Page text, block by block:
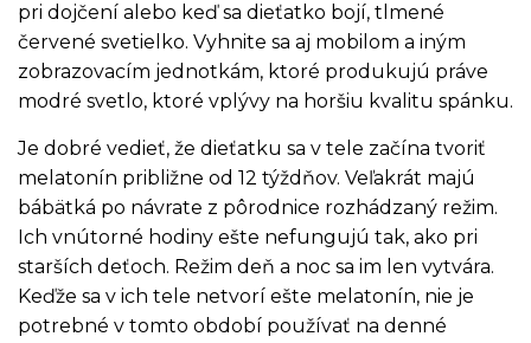
pri dojčení alebo keď sa dieťatko bojí, tlmené
červené svetielko. Vyhnite sa aj mobilom a iným
zobrazovacím jednotkám, ktoré produkujú práve
modré svetlo, ktoré vplývy na horšiu kvalitu spánku.
Je dobré vedieť, že dieťatku sa v tele začína tvoriť
melatonín približne od 12 týždňov. Veľakrát majú
bábätká po návrate z pôrodnice rozhádzaný režim.
Ich vnútorné hodiny ešte nefungujú tak, ako pri
starších deťoch. Režim deň a noc sa im len vytvára.
Keďže sa v ich tele netvorí ešte melatonín, nie je
potrebné v tomto období používať na denné